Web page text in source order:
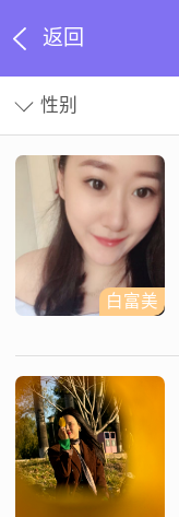
返回
性别
白富美